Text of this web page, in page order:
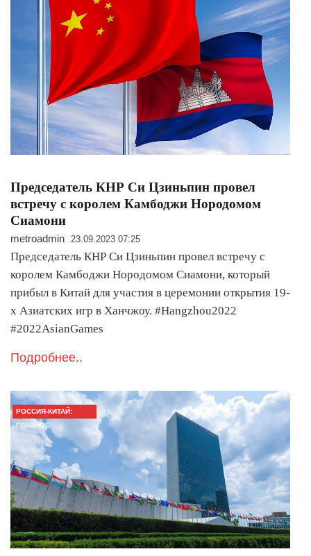
Председатель КНР Си Цзиньпин провел
встречу с королем Камбоджи Нородомом
Сиамони
metroadmin 23.09.2023 07:25
Председатель КНР Си Цзиньпин провел встречу с
королем Камбоджи Нородомом Сиамони, который
прибыл в Китай для участия в церемонии открытия 19-
х Азиатских игр в Ханчжоу. #Hangzhou2022
#2022AsianGames
Подробнее..
РОССИЯ-КИТАЙ:
ГЛАВНОЕ